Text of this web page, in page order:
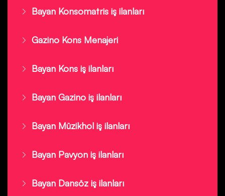
Bayan Konsomatris iş ilanları
Gazino Kons Menajeri
Bayan Kons iş ilanları
Bayan Gazino iş ilanları
Bayan Müzikhol iş ilanları
Bayan Pavyon iş ilanları
Bayan Dansöz iş ilanları